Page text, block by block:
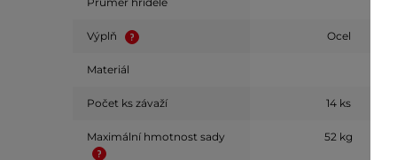
Výplň Ocel
Materiál
Počet ks závaží 14 ks
Maximální hmotnost sady 52 kg